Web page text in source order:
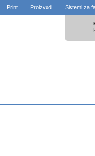
Print Proizvodi Sistemi za